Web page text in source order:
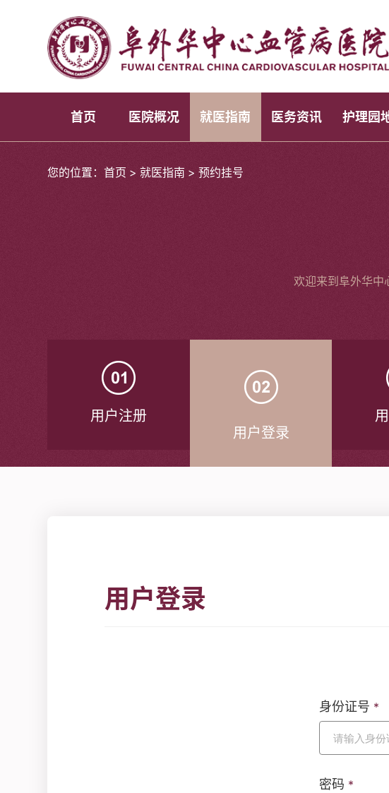
首页 医院概况 就医指南 医务资讯 护理园
您的位置：首页 > 就医指南 > 预约挂号
欢迎来到阜外华中
用户注册
用户登录
用户登录
身份证号 *
密码 *